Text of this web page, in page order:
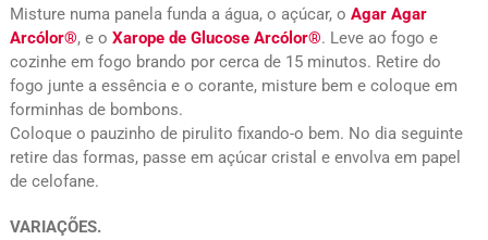
Misture numa panela funda a água, o açúcar, o Agar Agar
Arcólor®, e o Xarope de Glucose Arcólor®. Leve ao fogo e
cozinhe em fogo brando por cerca de 15 minutos. Retire do
fogo junte a essência e o corante, misture bem e coloque em
forminhas de bombons.
Coloque o pauzinho de pirulito fixando-o bem. No dia seguinte
retire das formas, passe em açúcar cristal e envolva em papel
de celofane.
VARIAÇÕES.